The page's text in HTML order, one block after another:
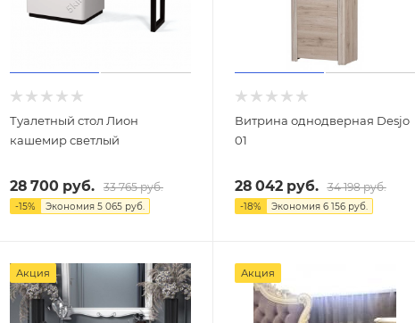
Туалетный стол Лион
кашемир светлый
28 700 руб. 33 765руб.
-15% Экономия 5 065 руб.
Витрина однодверная Desjo
01
28 042руб. 34 198руб.
-18% Экономия 6 156руб.
Акция Акция